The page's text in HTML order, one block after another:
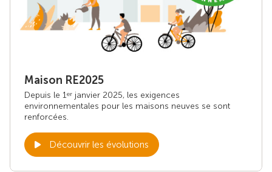
Maison RE2025
Depuis le 1er janvier 2025, les exigences
environnementales pour les maisons neuves se sont
renforcées.
Découvrir les évolutions